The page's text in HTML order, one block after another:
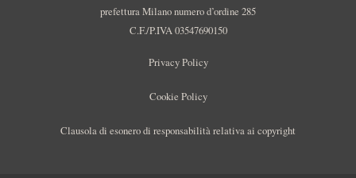
prefettura Milano numero d’ordine 285
C.F./P.IVA 03547690150
Privacy Policy
Cookie Policy
Clausola di esonero di responsabilità relativa ai copyright